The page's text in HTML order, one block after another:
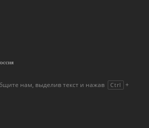
нам, выделив текст и нажав Ctrl +